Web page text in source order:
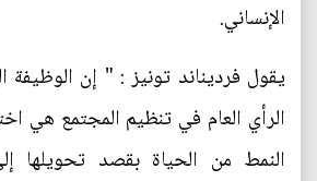
الإنساني.
يقول فرديناند تونيز : " إن الوظيفة
الرأي العام في تنظيم المجتمع هي
النمط من الحياة بقصد تحويلها